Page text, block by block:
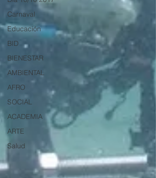
Carnaval
Educación
BID
BIENESTAR
AMBIENTAL
AFRO
SOCIAL
ACADEMIA
ARTE
Salud